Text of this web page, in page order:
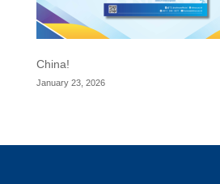
China!
January 23, 2026